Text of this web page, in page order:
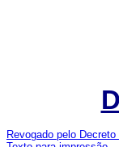
Revogado pelo